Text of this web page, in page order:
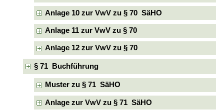
Anlage 10 zur VwV zu § 70 SäHO
Anlage 11 zur VwV zu § 70
Anlage 12 zur VwV zu § 70
§ 71 Buchführung
Muster zu § 71 SäHO
Anlage zur VwV zu § 71 SäHO